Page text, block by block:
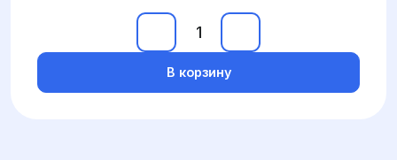
В корзину